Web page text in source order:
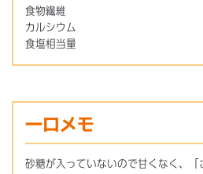
食物繊維
カルシウム
食塩相当量
一口メモ
砂糖が入っていないので甘くなく、